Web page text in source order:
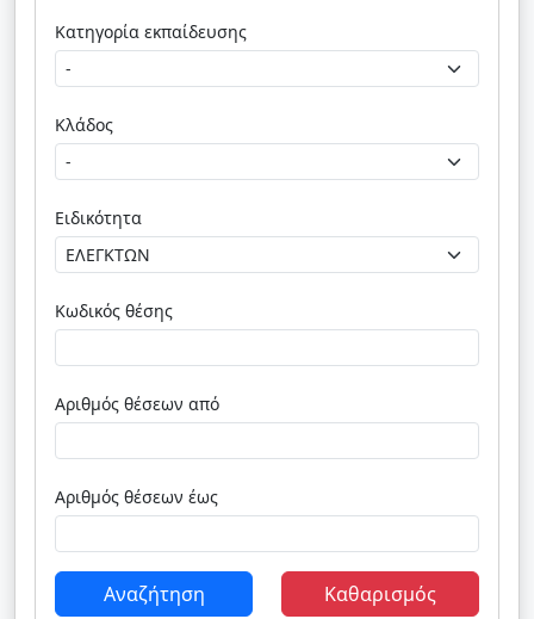
Κατηγορία εκπαίδευσης
Κλάδος
Ειδικότητα
Κωδικός θέσης
Αριθμός θέσεων από
Αριθμός θέσεων έως
Αναζήτηση Καθαρισμός